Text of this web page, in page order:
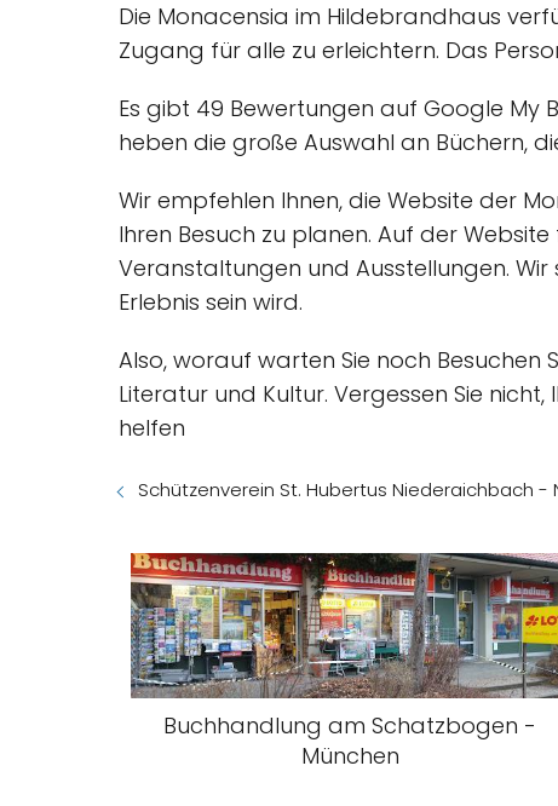
Die Monacensia im Hildebrandhaus
Zugang für alle zu erleichtern. Das
Es gibt 49 Bewertungen auf Google My
heben die große Auswahl an Büchern,
Wir empfehlen Ihnen, die Website der
Ihren Besuch zu planen. Auf der
Veranstaltungen und Ausstellungen.
Erlebnis sein wird.
Also, worauf warten Sie noch Besuchen
Literatur und Kultur. Vergessen Sie
helfen
Schützenverein St. Hubertus Niederaichbach -
Buchhandlung am Schatzbogen -
München